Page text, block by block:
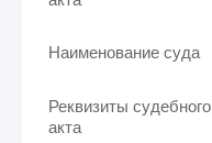
Наименование суда
Реквизиты судебного
акта